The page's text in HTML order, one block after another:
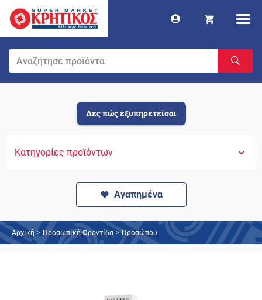
Δες πώς εξυπηρετείσαι
Κατηγορίες προϊόντων
Αγαπημένα
Αρχική > Προσωπική Φροντίδα > Προσώπου